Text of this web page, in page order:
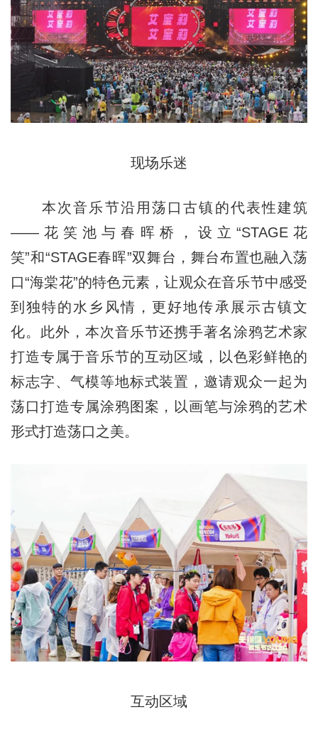
现场乐迷
本次音乐节沿用荡口古镇的代表性建筑
——花笑池与春晖桥，设立“STAGE花
笑”和“STAGE春晖”双舞台，舞台布置也融入荡
口“海棠花”的特色元素，让观众在音乐节中感受
到独特的水乡风情，更好地传承展示古镇文
化。此外，本次音乐节还携手著名涂鸦艺术家
打造专属于音乐节的互动区域，以色彩鲜艳的
标志字、气模等地标式装置，邀请观众一起为
荡口打造专属涂鸦图案，以画笔与涂鸦的艺术
形式打造荡口之美。
互动区域